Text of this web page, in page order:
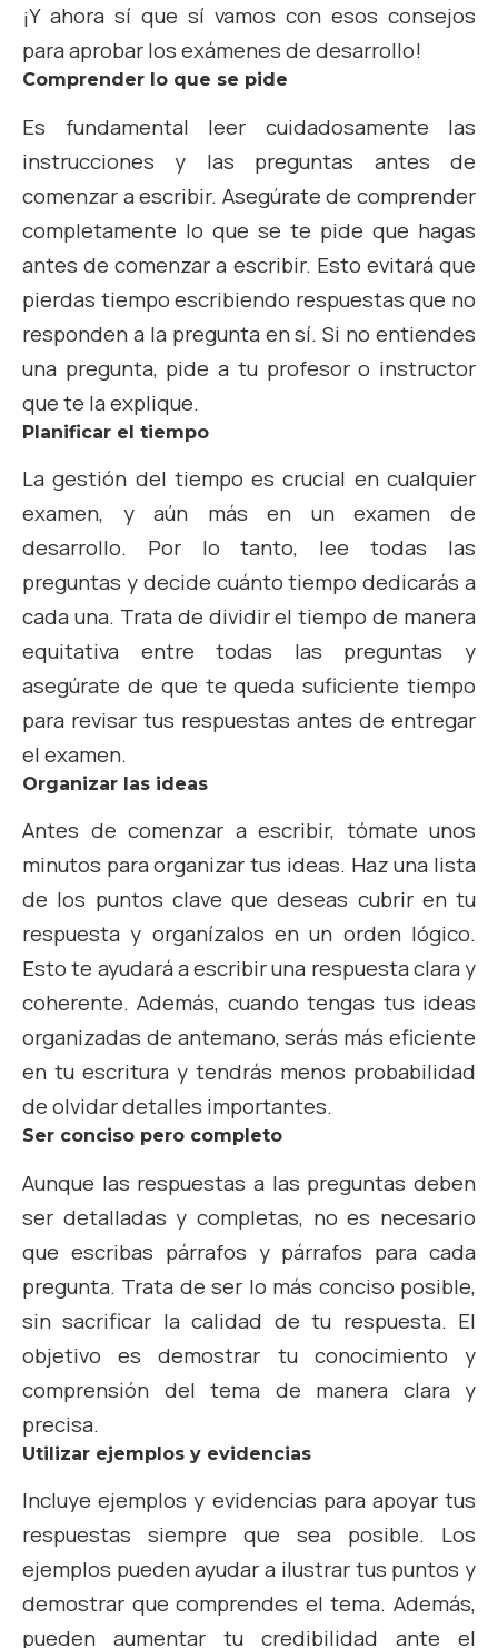
¡Y ahora sí que sí vamos con esos consejos
para aprobar los exámenes de desarrollo!
Comprender lo que se pide
Es fundamental leer cuidadosamente las
instrucciones y las preguntas antes de
comenzar a escribir. Asegúrate de comprender
completamente lo que se te pide que hagas
antes de comenzar a escribir. Esto evitará que
pierdas tiempo escribiendo respuestas que no
responden a la pregunta en sí. Si no entiendes
una pregunta, pide a tu profesor o instructor
que te la explique.
Planificar el tiempo
La gestión del tiempo es crucial en cualquier
examen, y aún más en un examen de
desarrollo. Por lo tanto, lee todas las
preguntas y decide cuánto tiempo dedicarás a
cada una. Trata de dividir el tiempo de manera
equitativa entre todas las preguntas y
asegúrate de que te queda suficiente tiempo
para revisar tus respuestas antes de entregar
el examen.
Organizar las ideas
Antes de comenzar a escribir, tómate unos
minutos para organizar tus ideas. Haz una lista
de los puntos clave que deseas cubrir en tu
respuesta y organízalos en un orden lógico.
Esto te ayudará a escribir una respuesta clara y
coherente. Además, cuando tengas tus ideas
organizadas de antemano, serás más eficiente
en tu escritura y tendrás menos probabilidad
de olvidar detalles importantes.
Ser conciso pero completo
Aunque las respuestas a las preguntas deben
ser detalladas y completas, no es necesario
que escribas párrafos y párrafos para cada
pregunta. Trata de ser lo más conciso posible,
sin sacrificar la calidad de tu respuesta. El
objetivo es demostrar tu conocimiento y
comprensión del tema de manera clara y
precisa.
Utilizar ejemplos y evidencias
Incluye ejemplos y evidencias para apoyar tus
respuestas siempre que sea posible. Los
ejemplos pueden ayudar a ilustrar tus puntos y
demostrar que comprendes el tema. Además,
pueden aumentar tu credibilidad ante el